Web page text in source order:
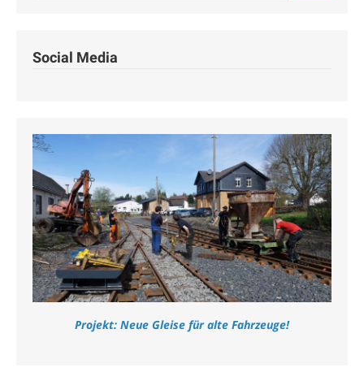
Social Media
Projekt: Neue Gleise für alte Fahrzeuge!